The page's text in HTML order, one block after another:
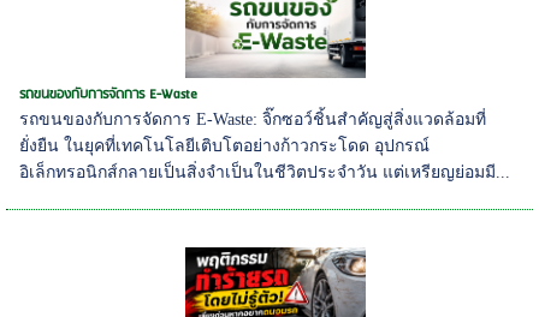
รถขนของกับการจัดการ E-Waste
รถขนของกับการจัดการ E-Waste: จิ๊กซอว์ชิ้นสำคัญสู่สิ่งแวดล้อมที่
ยั่งยืน ในยุคที่เทคโนโลยีเติบโตอย่างก้าวกระโดด อุปกรณ์
อิเล็กทรอนิกส์กลายเป็นสิ่งจำเป็นในชีวิตประจำวัน แต่เหรียญย่อมมี...